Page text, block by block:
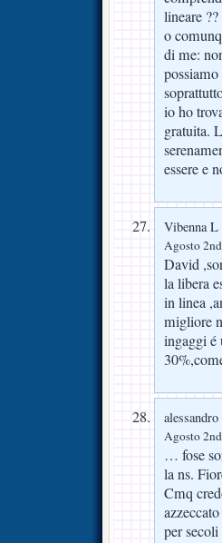
lineare
o
di me:
io ho
gratuita.
essere e
Vibenna L
Agosto
David
la libera
in linea
migliore
ingaggi é
alessandro
Agosto
… fose
la ns.
Cmq
per